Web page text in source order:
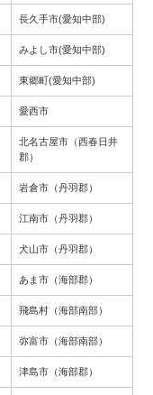
長久手市(愛知中部)
みよし市(愛知中部)
東郷町(愛知中部)
愛西市
北名古屋市（西春日井
郡）
岩倉市（丹羽郡）
江南市（丹羽郡）
犬山市（丹羽郡）
あま市（海部郡）
飛島村（海部南部）
弥富市（海部南部）
津島市（海部郡）